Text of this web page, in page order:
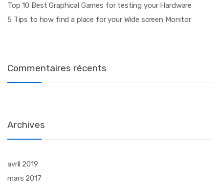
Top 10 Best Graphical Games for testing your Hardware
5 Tips to how find a place for your Wide screen Monitor
Commentaires récents
Archives
avril 2019
mars 2017